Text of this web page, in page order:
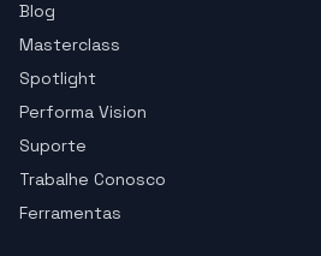
Blog
Masterclass
Spotlight
Performa Vision
Suporte
Trabalhe Conosco
Ferramentas